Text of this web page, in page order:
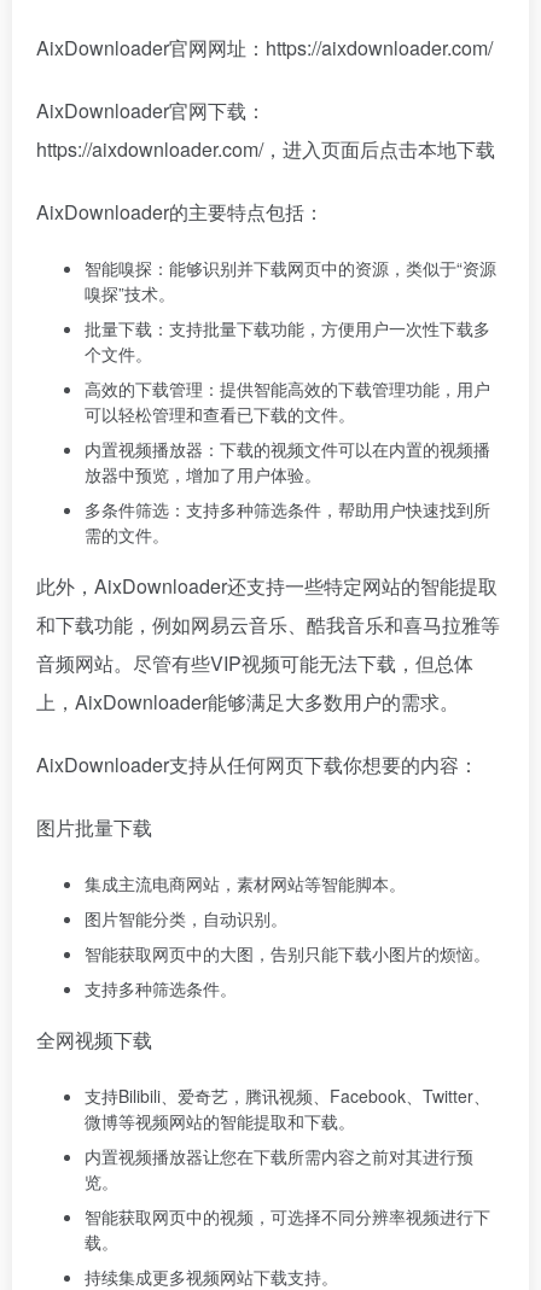
AixDownloader官网网址：https://aixdownloader.com/
AixDownloader官网下载：
https://aixdownloader.com/，进入页面后点击本地下载
AixDownloader的主要特点包括：
智能嗅探：能够识别并下载网页中的资源，类似于“资源
嗅探”技术。
批量下载：支持批量下载功能，方便用户一次性下载多
个文件。
高效的下载管理：提供智能高效的下载管理功能，用户
可以轻松管理和查看已下载的文件。
内置视频播放器：下载的视频文件可以在内置的视频播
放器中预览，增加了用户体验。
多条件筛选：支持多种筛选条件，帮助用户快速找到所
需的文件。
此外，AixDownloader还支持一些特定网站的智能提取
和下载功能，例如网易云音乐、酷我音乐和喜马拉雅等
音频网站。尽管有些VIP视频可能无法下载，但总体
上，AixDownloader能够满足大多数用户的需求。
AixDownloader支持从任何网页下载你想要的内容：
图片批量下载
集成主流电商网站，素材网站等智能脚本。
图片智能分类，自动识别。
智能获取网页中的大图，告别只能下载小图片的烦恼。
支持多种筛选条件。
全网视频下载
支持Bilibili、爱奇艺，腾讯视频、Facebook、Twitter、
微博等视频网站的智能提取和下载。
内置视频播放器让您在下载所需内容之前对其进行预
览。
智能获取网页中的视频，可选择不同分辨率视频进行下
载。
持续集成更多视频网站下载支持。